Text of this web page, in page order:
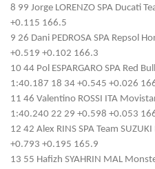
8 99 Jorge LORENZO SPA Ducati
+0.115 166.5
9 26 Dani PEDROSA SPA Repsol
+0.519 +0.102 166.3
10 44 Pol ESPARGARO SPA Red
1:40.187 18 34 +0.545 +0.026
11 46 Valentino ROSSI ITA
1:40.240 22 29 +0.598 +0.053
12 42 Alex RINS SPA Team
+0.793 +0.195 165.9
13 55 Hafizh SYAHRIN MAL